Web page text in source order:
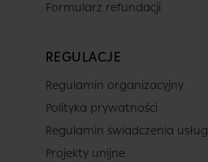
Formularz refundacji
REGULACJE
Regulamin organizacyjny
Polityka prywatności
Regulamin świadczenia usług
Projekty unijne